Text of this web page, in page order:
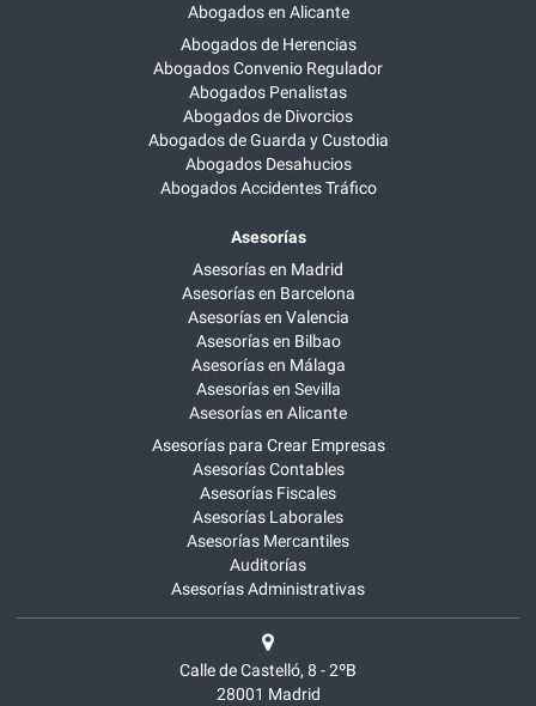
Abogados en Alicante
Abogados de Herencias
Abogados Convenio Regulador
Abogados Penalistas
Abogados de Divorcios
Abogados de Guarda y Custodia
Abogados Desahucios
Abogados Accidentes Tráfico
Asesorías
Asesorías en Madrid
Asesorías en Barcelona
Asesorías en Valencia
Asesorías en Bilbao
Asesorías en Málaga
Asesorías en Sevilla
Asesorías en Alicante
Asesorías para Crear Empresas
Asesorías Contables
Asesorías Fiscales
Asesorías Laborales
Asesorías Mercantiles
Auditorías
Asesorías Administrativas
Calle de Castelló, 8 - 2ºB
28001 Madrid